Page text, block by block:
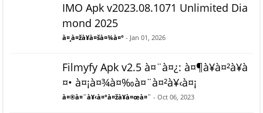
IMO Apk v2023.08.1071 Unlimited Dia
mond 2025
à¤¸à¤žà¥à¤šà¤¾à¤° - Jan 01, 2026
Filmyfy Apk v2.5 à¤¨à¤¿: à¤¶à¥à¤²à¥à
¤• à¤¡à¤¾à¤‰à¤¨à¤²à¥‹à¤¡
à¤®à¤¨à¥‹à¤°à¤žà¥à¤œà¤¨ - Oct 06, 2023